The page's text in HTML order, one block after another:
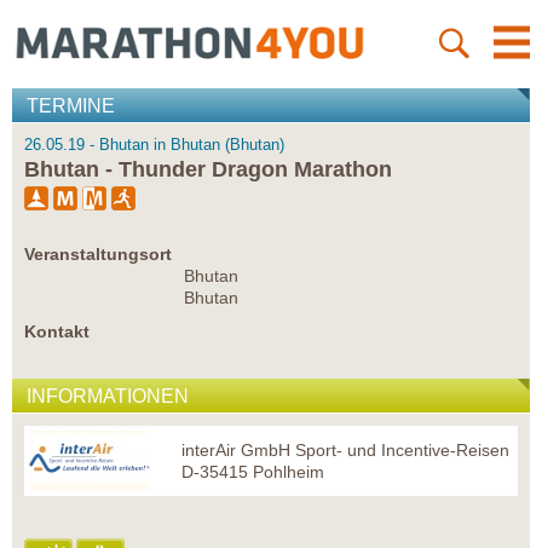
TERMINE
26.05.19 - Bhutan in Bhutan (Bhutan)
Bhutan - Thunder Dragon Marathon
Veranstaltungsort
Bhutan
Bhutan
Kontakt
INFORMATIONEN
interAir GmbH Sport- und Incentive-Reisen
D-35415 Pohlheim